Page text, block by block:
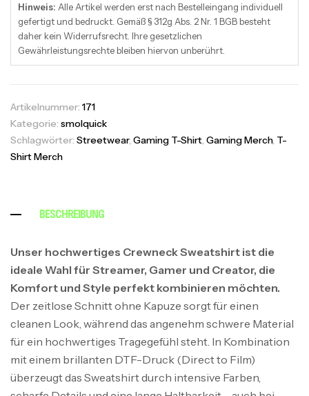
Hinweis: Alle Artikel werden erst nach Bestelleingang individuell
gefertigt und bedruckt. Gemäß § 312g Abs. 2 Nr. 1 BGB besteht
daher kein Widerrufsrecht. Ihre gesetzlichen
Gewährleistungsrechte bleiben hiervon unberührt.
Artikelnummer: 171
Kategorie: smolquick
Schlagwörter: Streetwear, Gaming T-Shirt, Gaming Merch, T-
Shirt Merch
BESCHREIBUNG
Unser hochwertiges Crewneck Sweatshirt ist die
ideale Wahl für Streamer, Gamer und Creator, die
Komfort und Style perfekt kombinieren möchten.
Der zeitlose Schnitt ohne Kapuze sorgt für einen
cleanen Look, während das angenehm schwere Material
für ein hochwertiges Tragegefühl steht. In Kombination
mit einem brillanten DTF-Druck (Direct to Film)
überzeugt das Sweatshirt durch intensive Farben,